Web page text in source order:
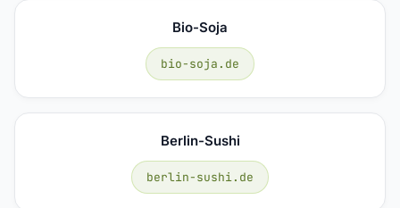
Bio-Soja
bio-soja.de
Berlin-Sushi
berlin-sushi.de